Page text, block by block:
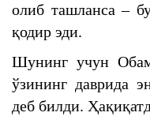
олиб ташланса –
қодир эди.
Шунинг учун
ўзининг даврида
деб билди.